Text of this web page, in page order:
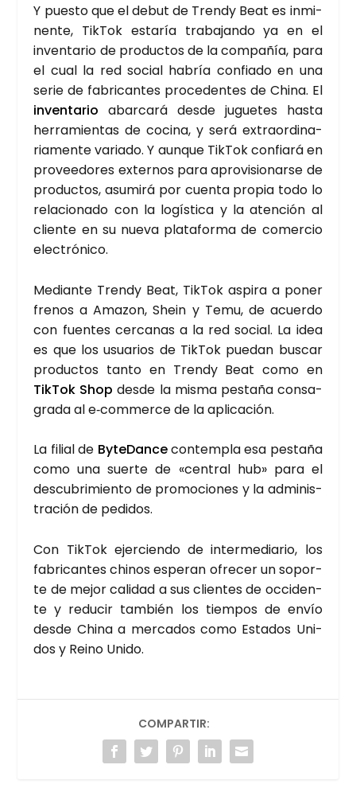
Y pues­to que el debut de Trendy Beat es inmi­
nen­te, Tik­Tok esta­ría tra­ba­jan­do ya en el
inven­ta­rio de pro­duc­tos de la com­pa­ñía, para
el cual la red social habría con­fia­do en una
serie de fabri­can­tes pro­ce­den­tes de Chi­na. El
inven­ta­rio abar­ca­rá des­de jugue­tes has­ta
herra­mien­tas de coci­na, y será extra­or­di­na­
ria­men­te varia­do. Y aun­que Tik­Tok con­fia­rá en
pro­vee­do­res exter­nos para apro­vi­sio­nar­se de
pro­duc­tos, asu­mi­rá por cuen­ta pro­pia todo lo
rela­cio­na­do con la logís­ti­ca y la aten­ción al
clien­te en su nue­va pla­ta­for­ma de comer­cio
elec­tró­ni­co.
Median­te Trendy Beat, Tik­Tok aspi­ra a poner
fre­nos a Ama­zon, Shein y Temu, de acuer­do
con fuen­tes cer­ca­nas a la red social. La idea
es que los usua­rios de Tik­Tok pue­dan bus­car
pro­duc­tos tan­to en Trendy Beat como en
Tik­Tok Shop des­de la mis­ma pes­ta­ña con­sa­
gra­da al e‑commerce de la apli­ca­ción.
La filial de Byte­Dan­cecon­tem­pla esa pes­ta­ña
como una suer­te de «cen­tral hub» para el
des­cu­bri­mien­to de pro­mo­cio­nes y la admi­nis­
tra­ción de pedi­dos.
Con Tik­Tok ejer­cien­do de inter­me­dia­rio, los
fabri­can­tes chi­nos espe­ran ofre­cer un sopor­
te de mejor cali­dad a sus clien­tes de occi­den­
te y redu­cir tam­bién los tiem­pos de envío
des­de Chi­na a mer­ca­dos como Esta­dos Uni­
dos y Rei­no Uni­do.
COMPARTIR: